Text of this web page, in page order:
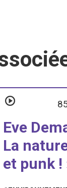
Eve
La
et punk !